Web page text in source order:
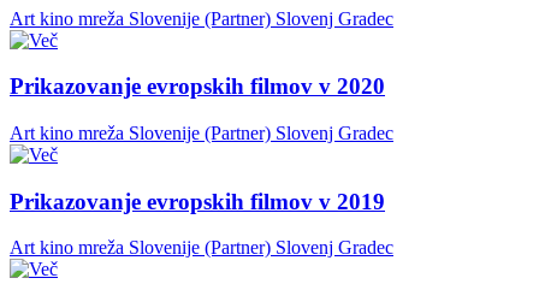
Art kino mreža Slovenije (Partner) Slovenj Gradec
Prikazovanje evropskih filmov v 2020
Art kino mreža Slovenije (Partner) Slovenj Gradec
Prikazovanje evropskih filmov v 2019
Art kino mreža Slovenije (Partner) Slovenj Gradec